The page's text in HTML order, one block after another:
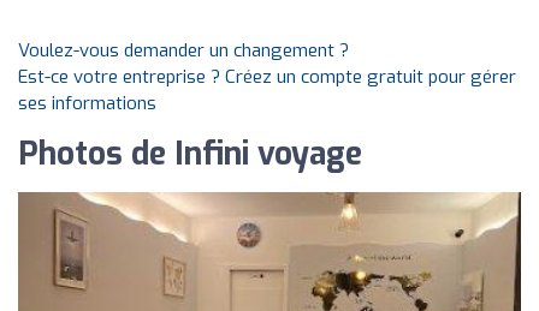
Voulez-vous demander un changement ?
Est-ce votre entreprise ? Créez un compte gratuit pour gérer
ses informations
Photos de Infini voyage